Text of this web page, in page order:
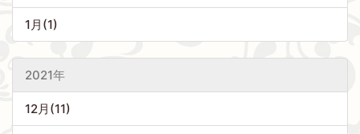
1月(1)
2021年
12月(11)